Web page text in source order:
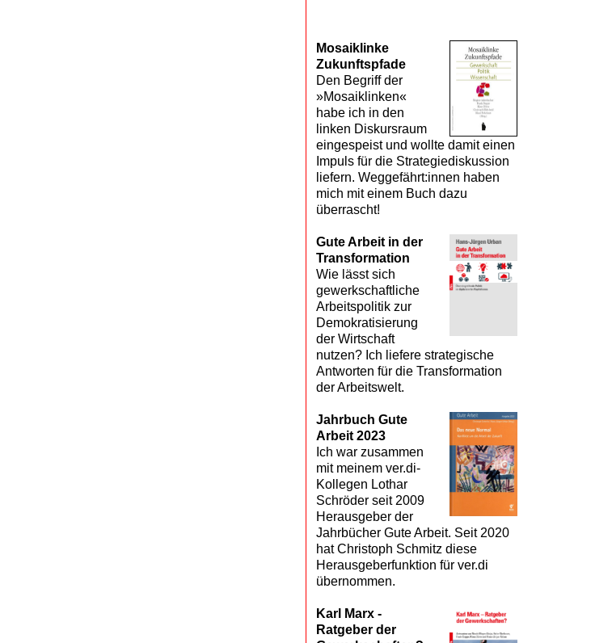
Mosaik­linke
Zukunfts­pfade
Den Begriff der
»Mosaiklinken«
habe ich in den
linken Diskursraum
eingespeist und wollte damit einen
Impuls für die Strategiediskussion
liefern. Weggefährt:innen haben
mich mit einem Buch dazu
überrascht!
Gute Arbeit in der
Transformation
Wie lässt sich
gewerkschaftliche
Arbeitspolitik zur
Demokratisierung
der Wirtschaft
nutzen? Ich liefere strategische
Antworten für die Transformation
der Arbeitswelt.
Jahrbuch Gute
Arbeit 2023
Ich war zusammen
mit meinem ver.di-
Kollegen Lothar
Schröder seit 2009
Herausgeber der
Jahrbücher Gute Arbeit. Seit 2020
hat Christoph Schmitz diese
Herausgeberfunktion für ver.di
übernommen.
Karl Marx -
Ratgeber der